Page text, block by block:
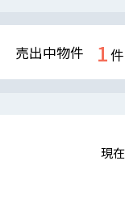
売出中物件 1件
現在